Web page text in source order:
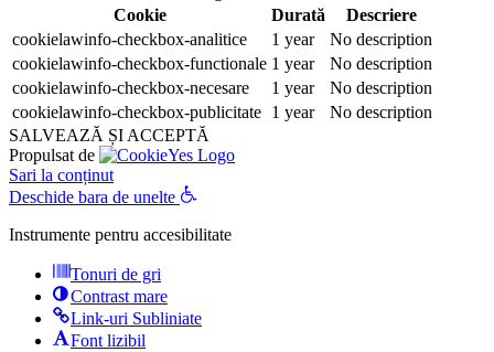
Cookie
Durată
Descriere
cookielawinfo-checkbox-analitice
1 year
No description
cookielawinfo-checkbox-functionale 1 year
No description
cookielawinfo-checkbox-necesare
1 year
No description
cookielawinfo-checkbox-publicitate 1 year
No description
SALVEAZĂ ȘI ACCEPTĂ
Propulsat de
Sari la conținut
Deschide bara de unelte
Instrumente pentru accesibilitate
Tonuri de gri
Contrast mare
Link-uri Subliniate
Font lizibil